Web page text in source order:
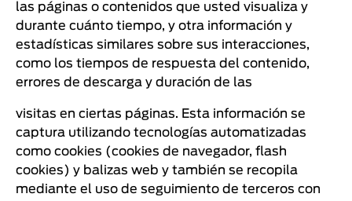
las páginas o contenidos que usted visualiza y
durante cuánto tiempo, y otra información y
estadísticas similares sobre sus interacciones,
como los tiempos de respuesta del contenido,
errores de descarga y duración de las
visitas en ciertas páginas. Esta información se
captura utilizando tecnologías automatizadas
como cookies (cookies de navegador, flash
cookies) y balizas web y también se recopila
mediante el uso de seguimiento de terceros con